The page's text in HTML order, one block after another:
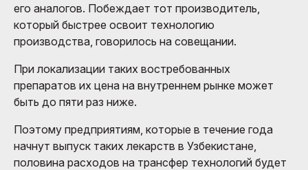
его аналогов. Побеждает тот производитель,
который быстрее освоит технологию
производства, говорилось на совещании.
При локализации таких востребованных
препаратов их цена на внутреннем рынке может
быть до пяти раз ниже.
Поэтому предприятиям, которые в течение года
начнут выпуск таких лекарств в Узбекистане,
половина расходов на трансфер технологий будет